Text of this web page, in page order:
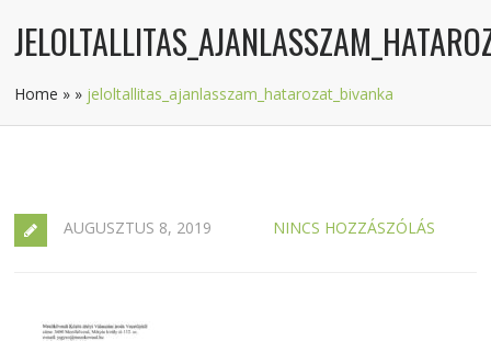
Home » » jeloltallitas_ajanlasszam_hatarozat_bivanka
AUGUSZTUS 8, 2019 NINCS HOZZÁSZÓLÁS